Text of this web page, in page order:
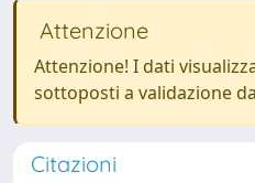
Attenzione
Attenzione! I dati
sottoposti a validazione
Citazioni